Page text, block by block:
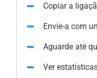
Copiar a
Envie-a com
Aguarde até
Ver